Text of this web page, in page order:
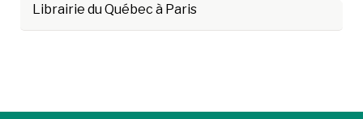
Librairie du Québec à Paris